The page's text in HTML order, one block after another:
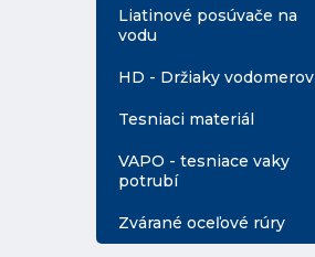
Liatinové posúvače na
vodu
HD - Držiaky vodomerov
Tesniaci materiál
VAPO - tesniace vaky
potrubí
Zvárané oceľové rúry